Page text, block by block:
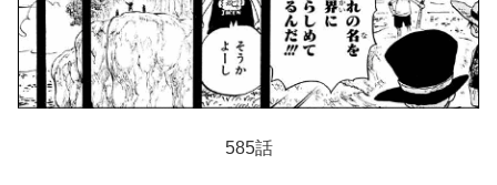
585話